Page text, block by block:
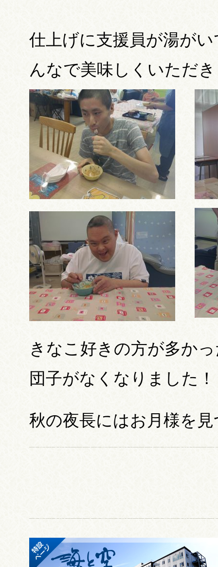
仕上げに支援員が湯が
んなで美味しくいただき
きなこ好きの方が多か
団子がなくなりました！
秋の夜長にはお月様を